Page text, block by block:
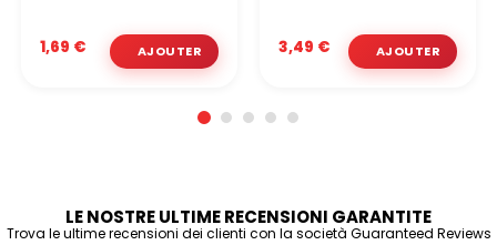
1,69 € 3,49 €
LE NOSTRE ULTIME RECENSIONI GARANTITE
Trova le ultime recensioni dei clienti con la società Guaranteed Reviews